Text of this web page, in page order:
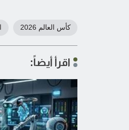
كأس العالم 2026
اقرأ أيضاً: